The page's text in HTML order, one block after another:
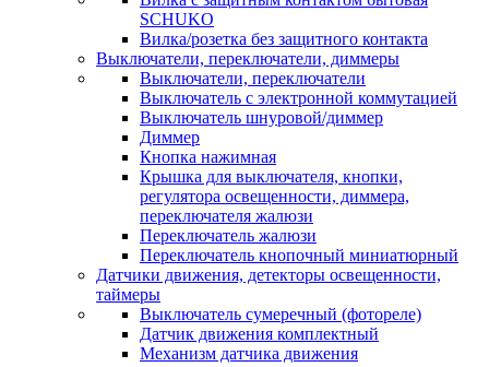
SCHUKO
Вилка/розетка без защитного контакта
Выключатели, переключатели, диммеры
Выключатели, переключатели
Выключатель с электронной коммутацией
Выключатель шнуровой/диммер
Диммер
Кнопка нажимная
Крышка для выключателя, кнопки,
регулятора освещенности, диммера,
переключателя жалюзи
Переключатель жалюзи
Переключатель кнопочный миниатюрный
Датчики движения, детекторы освещенности,
таймеры
Выключатель сумеречный (фотореле)
Датчик движения комплектный
Механизм датчика движения